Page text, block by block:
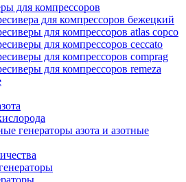
для компрессоров
для компрессоров бежецкий
для компрессоров atlas copco
для компрессоров ceccato
для компрессоров comprag
для компрессоров remeza
генераторы азота и азотные